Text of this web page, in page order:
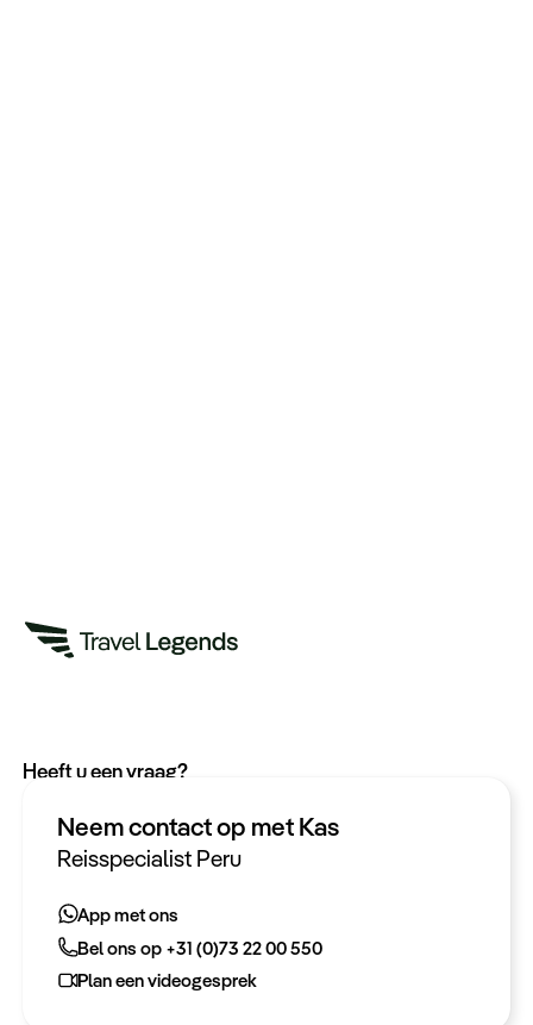
Neem contact op met Kas
Reisspecialist Peru
App met ons
Bel ons op +31 (0)73 22 00 550
Plan een videogesprek
Heeft u een vraag?
Bel ons op +31 (0)73 22 00 550
Plan een videogesprek
Meer informatie
Keurmerken